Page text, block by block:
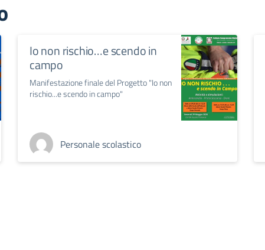
Io non rischio…e scendo in
campo
Manifestazione finale del Progetto "Io non
rischio...e scendo in campo"
Personale scolastico